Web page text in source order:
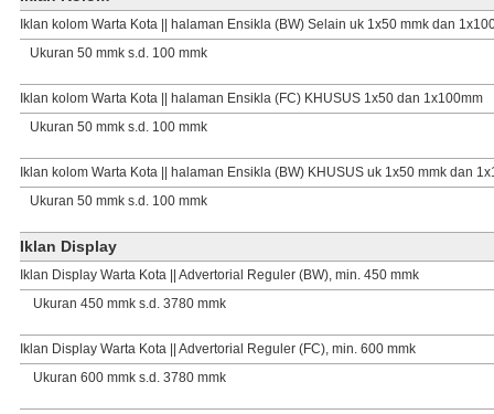
Iklan kolom Warta Kota || halaman Ensikla (BW) Selain uk 1x50 mmk dan
Ukuran 50 mmk s.d. 100 mmk
Iklan kolom Warta Kota || halaman Ensikla (FC) KHUSUS 1x50 dan 1x100mm
Ukuran 50 mmk s.d. 100 mmk
Iklan kolom Warta Kota || halaman Ensikla (BW) KHUSUS uk 1x50 mmk dan
Ukuran 50 mmk s.d. 100 mmk
Iklan Display
Iklan Display Warta Kota || Advertorial Reguler (BW), min. 450 mmk
Ukuran 450 mmk s.d. 3780 mmk
Iklan Display Warta Kota || Advertorial Reguler (FC), min. 600 mmk
Ukuran 600 mmk s.d. 3780 mmk